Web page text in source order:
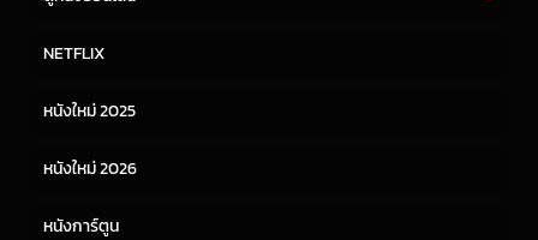
หนังจีน
NETFLIX
หนังใหม่ 2025
หนังใหม่ 2026
หนังการ์ตูน